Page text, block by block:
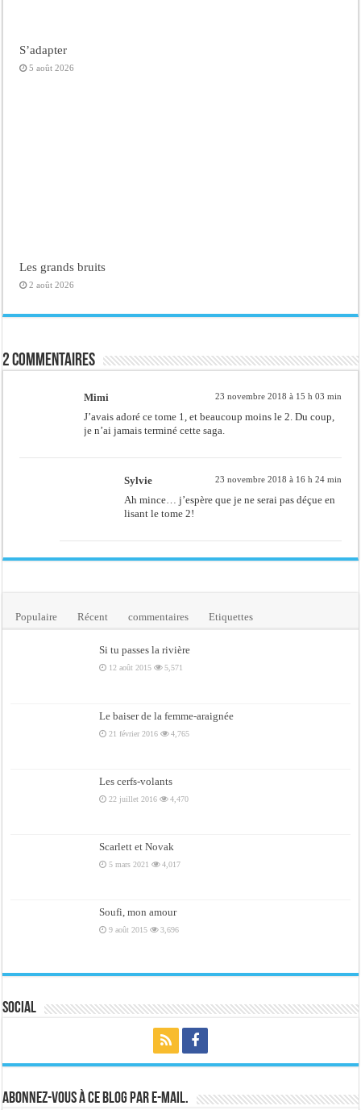
S’adapter
5 août 2026
Les grands bruits
2 août 2026
2 commentaires
Mimi 23 novembre 2018 à 15 h 03 min
J’avais adoré ce tome 1, et beaucoup moins le 2. Du coup,
je n’ai jamais terminé cette saga.
Sylvie 23 novembre 2018 à 16 h 24 min
Ah mince… j’espère que je ne serai pas déçue en
lisant le tome 2!
Populaire Récent commentaires Etiquettes
Si tu passes la rivière
12 août 2015 5,571
Le baiser de la femme-araignée
21 février 2016 4,765
Les cerfs-volants
22 juillet 2016 4,470
Scarlett et Novak
5 mars 2021 4,017
Soufi, mon amour
9 août 2015 3,696
Social
Abonnez-vous à ce blog par e-mail.